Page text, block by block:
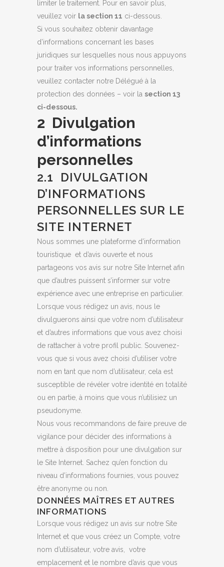
limiter le traitement. Pour en savoir plus,
veuillez voir la section 11 ci-dessous.
Si vous souhaitez obtenir davantage
d’informations concernant les bases
juridiques sur lesquelles nous nous appuyons
pour traiter vos informations personnelles,
veuillez contacter notre Délégué à la
protection des données – voir la section 13
ci-dessous.
2 Divulgation
d’informations
personnelles
2.1 DIVULGATION
D’INFORMATIONS
PERSONNELLES SUR LE
SITE INTERNET
Nous sommes une plateforme d’information
touristique et d’avis ouverte et nous
partageons vos avis sur notre Site Internet afin
que d’autres puissent s’informer sur votre
expérience avec une entreprise en particulier.
Lorsque vous rédigez un avis, nous le
divulguerons ainsi que votre nom d’utilisateur
et d’autres informations que vous avez choisi
de rattacher à votre profil public. Souvenez-
vous que si vous avez choisi d’utiliser votre
nom en tant que nom d’utilisateur, cela est
susceptible de révéler votre identité en totalité
ou en partie, à moins que vous n’utilisiez un
pseudonyme.
Nous vous recommandons de faire preuve de
vigilance pour décider des informations à
mettre à disposition pour une divulgation sur
le Site Internet. Sachez qu’en fonction du
niveau d’informations fournies, vous pouvez
être anonyme ou non.
DONNÉES MAÎTRES ET AUTRES
INFORMATIONS
Lorsque vous rédigez un avis sur notre Site
Internet et que vous créez un Compte, votre
nom d’utilisateur, votre avis, votre
emplacement et le nombre d’avis que vous